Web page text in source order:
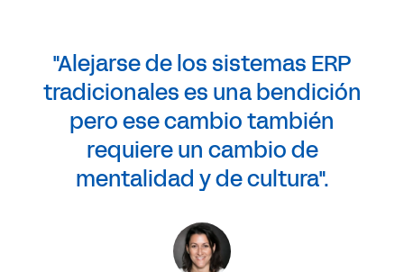
"Alejarse de los sistemas ERP
tradicionales es una bendición
pero ese cambio también
requiere un cambio de
mentalidad y de cultura".